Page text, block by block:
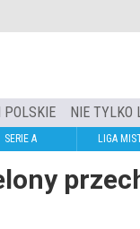
POLSKIE NIE TYLKO
SERIE A LIGA